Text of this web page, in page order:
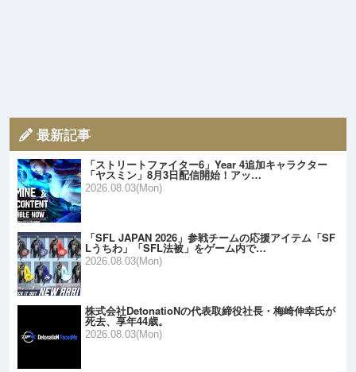
最新記事
「ストリートファイター6」Year 4追加キャラクター
「ヤスミン」8月3日配信開始！アッ…
2026.08.03(Mon)
「SFL JAPAN 2026」参戦チームの応援アイテム「SF
Lうちわ」「SFL法被」をゲーム内で…
2026.08.03(Mon)
株式会社DetonatioNの代表取締役社長・梅崎伸幸氏が
死去、享年44歳。
2026.08.03(Mon)